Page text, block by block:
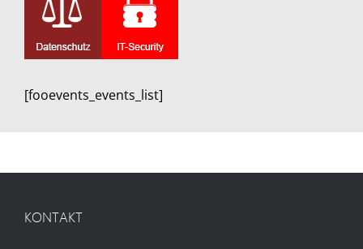
[fooevents_events_list]
KONTAKT